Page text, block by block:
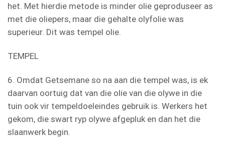
het. Met hierdie metode is minder olie geproduseer as
met die oliepers, maar die gehalte olyfolie was
superieur. Dit was tempel olie.
TEMPEL
6. Omdat Getsemane so na aan die tempel was, is ek
daarvan oortuig dat van die olie van die olywe in die
tuin ook vir tempeldoeleindes gebruik is. Werkers het
gekom, die swart ryp olywe afgepluk en dan het die
slaanwerk begin.